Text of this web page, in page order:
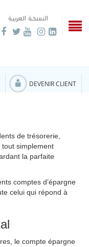
النسخة العربية
DEVENIR CLIENT
de trésorerie,
simplement
la parfaite
comptes d’épargne
celui qui répond à
le compte épargne